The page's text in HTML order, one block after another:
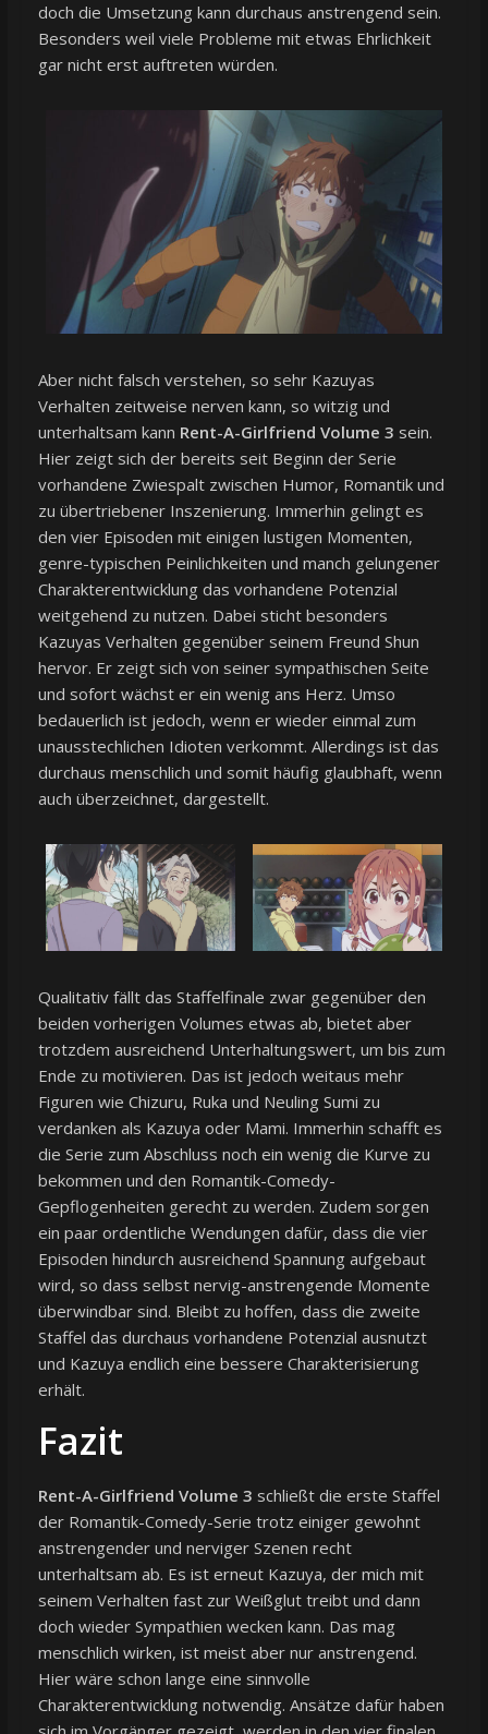
doch die Umsetzung kann durchaus anstrengend sein.
Besonders weil viele Probleme mit etwas Ehrlichkeit
gar nicht erst auftreten würden.
Aber nicht falsch verstehen, so sehr Kazuyas
Verhalten zeitweise nerven kann, so witzig und
unterhaltsam kann Rent-A-Girlfriend Volume 3 sein.
Hier zeigt sich der bereits seit Beginn der Serie
vorhandene Zwiespalt zwischen Humor, Romantik und
zu übertriebener Inszenierung. Immerhin gelingt es
den vier Episoden mit einigen lustigen Momenten,
genre-typischen Peinlichkeiten und manch gelungener
Charakterentwicklung das vorhandene Potenzial
weitgehend zu nutzen. Dabei sticht besonders
Kazuyas Verhalten gegenüber seinem Freund Shun
hervor. Er zeigt sich von seiner sympathischen Seite
und sofort wächst er ein wenig ans Herz. Umso
bedauerlich ist jedoch, wenn er wieder einmal zum
unausstechlichen Idioten verkommt. Allerdings ist das
durchaus menschlich und somit häufig glaubhaft, wenn
auch überzeichnet, dargestellt.
Qualitativ fällt das Staffelfinale zwar gegenüber den
beiden vorherigen Volumes etwas ab, bietet aber
trotzdem ausreichend Unterhaltungswert, um bis zum
Ende zu motivieren. Das ist jedoch weitaus mehr
Figuren wie Chizuru, Ruka und Neuling Sumi zu
verdanken als Kazuya oder Mami. Immerhin schafft es
die Serie zum Abschluss noch ein wenig die Kurve zu
bekommen und den Romantik-Comedy-
Gepflogenheiten gerecht zu werden. Zudem sorgen
ein paar ordentliche Wendungen dafür, dass die vier
Episoden hindurch ausreichend Spannung aufgebaut
wird, so dass selbst nervig-anstrengende Momente
überwindbar sind. Bleibt zu hoffen, dass die zweite
Staffel das durchaus vorhandene Potenzial ausnutzt
und Kazuya endlich eine bessere Charakterisierung
erhält.
Fazit
Rent-A-Girlfriend Volume 3 schließt die erste Staffel
der Romantik-Comedy-Serie trotz einiger gewohnt
anstrengender und nerviger Szenen recht
unterhaltsam ab. Es ist erneut Kazuya, der mich mit
seinem Verhalten fast zur Weißglut treibt und dann
doch wieder Sympathien wecken kann. Das mag
menschlich wirken, ist meist aber nur anstrengend.
Hier wäre schon lange eine sinnvolle
Charakterentwicklung notwendig. Ansätze dafür haben